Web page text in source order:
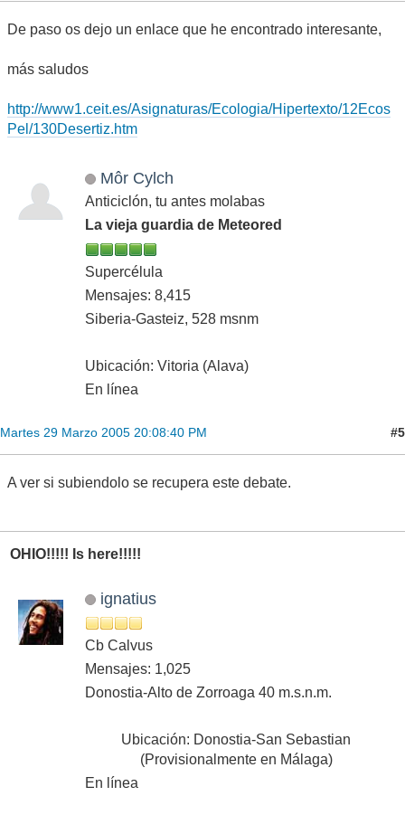
De paso os dejo un enlace que he encontrado interesante,
más saludos
http://www1.ceit.es/Asignaturas/Ecologia/Hipertexto/12Ecos
Pel/130Desertiz.htm
Môr Cylch
Anticiclón, tu antes molabas
La vieja guardia de Meteored
Supercélula
Mensajes: 8,415
Siberia-Gasteiz, 528 msnm
Ubicación: Vitoria (Alava)
En línea
Martes 29 Marzo 2005 20:08:40 PM #5
A ver si subiendolo se recupera este debate.
OHIO!!!!! Is here!!!!!
ignatius
Cb Calvus
Mensajes: 1,025
Donostia-Alto de Zorroaga 40 m.s.n.m.
Ubicación: Donostia-San Sebastian
(Provisionalmente en Málaga)
En línea